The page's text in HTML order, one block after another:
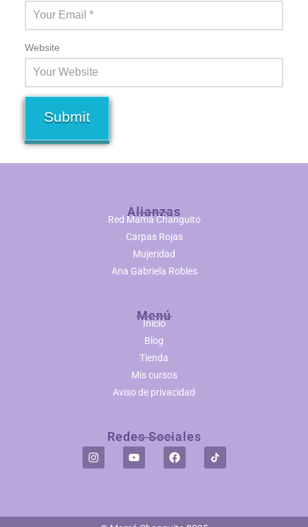
Website
Alianzas
Red Mamá Changuito
Carpas Rojas
Mujeridad
Ana Gabriela Robles
Menú
Inicio
Blog
Tienda
Mis cursos
Aviso de privacidad
Redes Sociales